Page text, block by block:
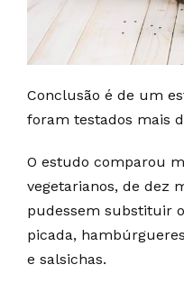
Conclusão é de um
foram testados mais
O estudo comparou
vegetarianos, de dez
pudessem substituir
picada,
e salsichas.